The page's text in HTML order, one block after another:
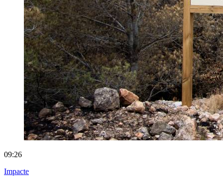
09:26
Impacte